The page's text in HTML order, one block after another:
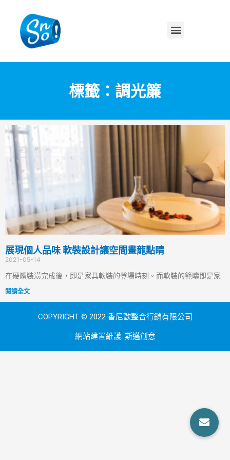
標籤：調光簾
展現個人品味 軟裝設計讓空間畫龍點睛
2021-05-14
在硬體裝潢完成後，即是家具軟裝的登場時刻。而軟裝的範疇即是家
閱讀全文
COPYRIGHT © 2022 香尼歐整合行銷有限公司
網站建置維護: 斯邁創意